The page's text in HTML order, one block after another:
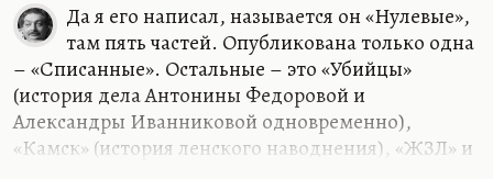
Да я его написал, называется он «Нулевые»,
там пять частей. Опубликована только одна
– «Списанные». Остальные – это «Убийцы»
(история дела Антонины Федоровой и
Александры Иванниковой одновременно),
«Камск» (история ленского наводнения), «ЖЗЛ» и